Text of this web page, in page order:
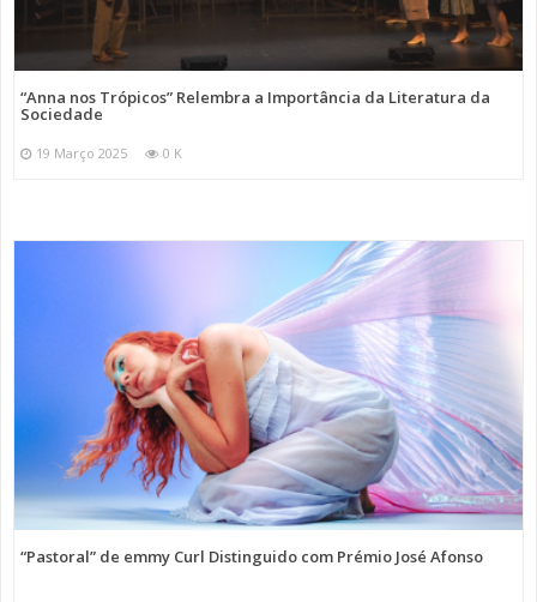
“Anna nos Trópicos” Relembra a Importância da Literatura da
Sociedade
19 Março 2025 0 K
“Pastoral” de emmy Curl Distinguido com Prémio José Afonso